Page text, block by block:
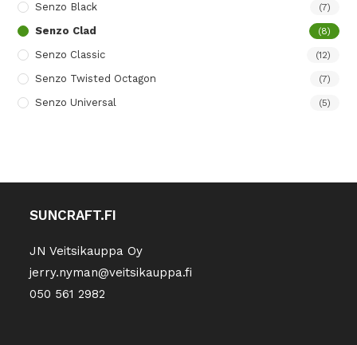
Senzo Black (7)
Senzo Clad (8)
Senzo Classic (12)
Senzo Twisted Octagon (7)
Senzo Universal (5)
SUNCRAFT.FI
JN Veitsikauppa Oy
jerry.nyman@veitsikauppa.fi
050 561 2982